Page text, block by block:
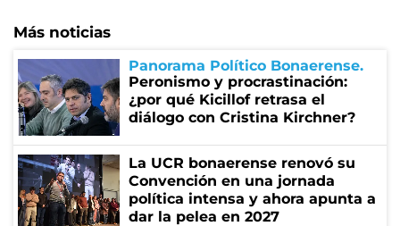
Más noticias
Panorama Político Bonaerense
Peronismo y procrastinación:
¿por qué Kicillof retrasa el
diálogo con Cristina Kirchner?
La UCR bonaerense renovó su
Convención en una jornada
política intensa y ahora apunta a
dar la pelea en 2027